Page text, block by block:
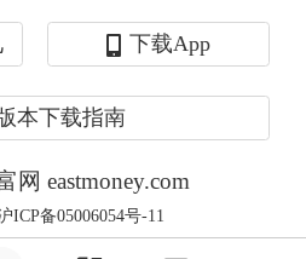
仅4倍，远低于其他
产收益率中枢也更
寸降低，导致业绩弹
下载App
本下载指南
网 eastmoney.com
ICP备05006054号-11